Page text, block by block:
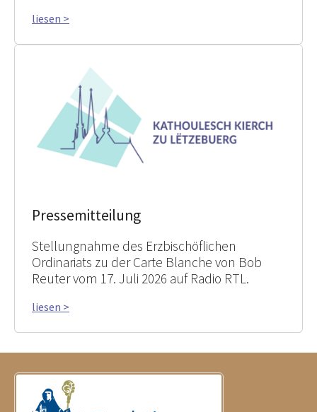
liesen >
Pressemitteilung
Stellungnahme des Erzbischöflichen
Ordinariats zu der Carte Blanche von Bob
Reuter vom 17. Juli 2026 auf Radio RTL.
liesen >